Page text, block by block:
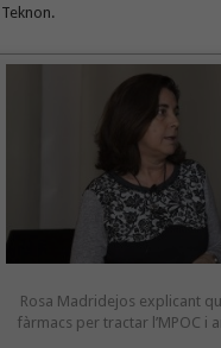
Teknon.
Rosa Madridejos explicant
fàrmacs per tractar l’MPOC i